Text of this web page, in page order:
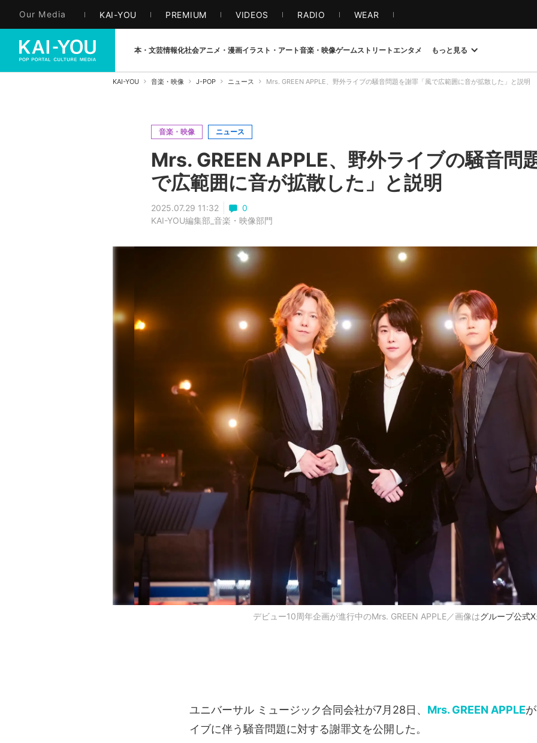
Our Media KAI-YOU PREMIUM VIDEOS RADIO WEAR
本・文芸情報化社会アニメ・漫画イラスト・アート音楽・映像ゲームストリート エンタメ もっと見る
KAI-YOU 音楽・映像 J-POP ニュース Mrs. GREEN APPLE、野外ライブの騒音問題を謝罪「風で広範囲に音が拡散した」と説明
音楽・映像 ニュース
Mrs. GREEN APPLE、野外ライブの騒音問
で広範囲に音が拡散した」と説明
2025.07.29 11:32
0
KAI-YOU編集部_音楽・映像部門
デビュー10周年企画が進行中のMrs. GREEN APPLE／画像はグループ公式X
ユニバーサル ミュージック合同会社が7月28日、 Mrs. GREEN APPLE
イブに伴う騒音問題に対する謝罪文を公開した。